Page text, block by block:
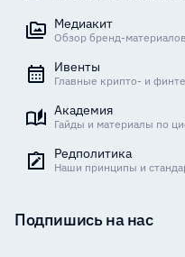
Медиакит
Обзор бренд-
Ивенты
Главные крипто- и
Академия
Гайды и материалы по
Редполитика
Наши принципы и
Подпишись на нас